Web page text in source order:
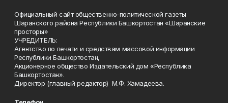
Официальный сайт общественно-политической газеты
Шаранского района Республики Башкортостан «Шаранские
просторы»
УЧРЕДИТЕЛЬ:
Агентство по печати и средствам массовой информации
Республики Башкортостан,
Акционерное общество Издательский дом «Республика
Башкортостан».
Директор (главный редактор) М.Ф. Хамадеева.